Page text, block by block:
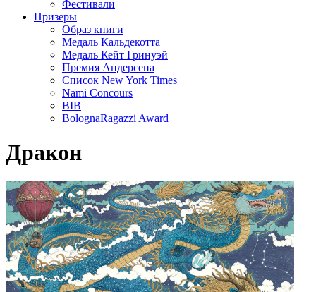
Фестивали
Призеры
Образ книги
Медаль Кальдекотта
Медаль Кейт Гринуэй
Премия Андерсена
Список New York Times
Nami Concours
BIB
BolognaRagazzi Award
Дракон